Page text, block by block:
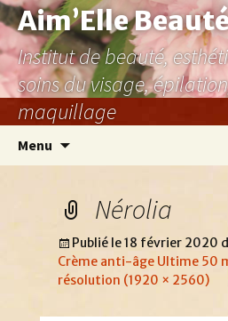
Aller
au
contenu
Aim’Elle
Institut de beauté,
soins du visage,
maquillage
Menu
Nérolia
Publié le18 février 2020
Crème anti-âge Ultime 50
résolution (1920 × 2560)